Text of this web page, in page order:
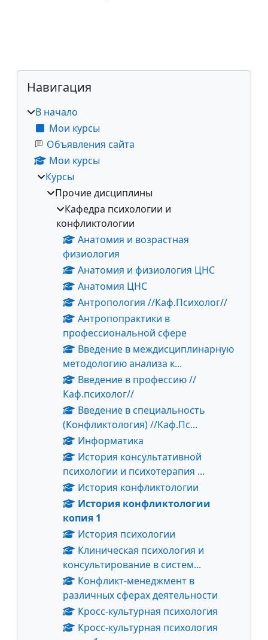
Блоки
Пропустить Навигация
Навигация
В начало
Мои курсы
Объявления сайта
Мои курсы
Курсы
Прочие дисциплины
Кафедра психологии и
конфликтологии
Анатомия и возрастная
физиология
Анатомия и физиология ЦНС
Анатомия ЦНС
Антропология //Каф.Психолог//
Антропопрактики в
профессиональной сфере
Введение в междисциплинарную
методологию анализа к...
Введение в профессию //
Каф.психолог//
Введение в специальность
(Конфликтология) //Каф.Пс...
Информатика
История консультативной
психологии и психотерапия ...
История конфликтологии
История конфликтологии
копия 1
История психологии
Клиническая психология и
консультирование в систем...
Конфликт-менеджмент в
различных сферах деятельности
Кросс-культурная психология
Кросс-культурная психология